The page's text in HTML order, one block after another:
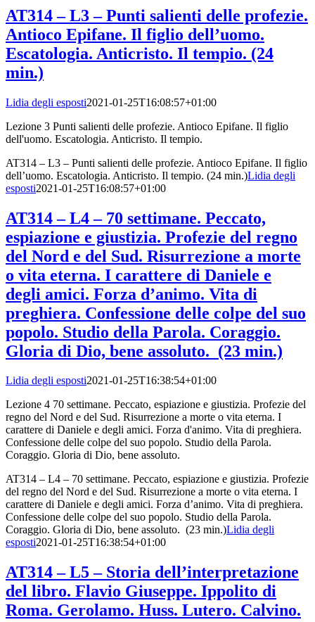
AT314 – L3 – Punti salienti delle profezie.
Antioco Epifane. Il figlio dell’uomo.
Escatologia. Anticristo. Il tempio. (24
min.)
Lidia degli esposti2021-01-25T16:08:57+01:00
Lezione 3 Punti salienti delle profezie. Antioco Epifane. Il figlio
dell'uomo. Escatologia. Anticristo. Il tempio.
AT314 – L3 – Punti salienti delle profezie. Antioco Epifane. Il figlio
dell’uomo. Escatologia. Anticristo. Il tempio. (24 min.)Lidia degli
esposti2021-01-25T16:08:57+01:00
AT314 – L4 – 70 settimane. Peccato,
espiazione e giustizia. Profezie del regno
del Nord e del Sud. Risurrezione a morte
o vita eterna. I carattere di Daniele e
degli amici. Forza d’animo. Vita di
preghiera. Confessione delle colpe del suo
popolo. Studio della Parola. Coraggio.
Gloria di Dio, bene assoluto. (23 min.)
Lidia degli esposti2021-01-25T16:38:54+01:00
Lezione 4 70 settimane. Peccato, espiazione e giustizia. Profezie del
regno del Nord e del Sud. Risurrezione a morte o vita eterna. I
carattere di Daniele e degli amici. Forza d'animo. Vita di preghiera.
Confessione delle colpe del suo popolo. Studio della Parola.
Coraggio. Gloria di Dio, bene assoluto.
AT314 – L4 – 70 settimane. Peccato, espiazione e giustizia. Profezie
del regno del Nord e del Sud. Risurrezione a morte o vita eterna. I
carattere di Daniele e degli amici. Forza d’animo. Vita di preghiera.
Confessione delle colpe del suo popolo. Studio della Parola.
Coraggio. Gloria di Dio, bene assoluto. (23 min.)Lidia degli
esposti2021-01-25T16:38:54+01:00
AT314 – L5 – Storia dell’interpretazione
del libro. Flavio Giuseppe. Ippolito di
Roma. Gerolamo. Huss. Lutero. Calvino.